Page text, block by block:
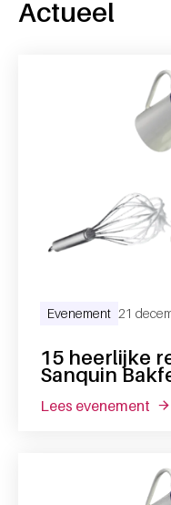
Actueel
15 heerlijke
Sanquin
Evenement 21
lees evenement